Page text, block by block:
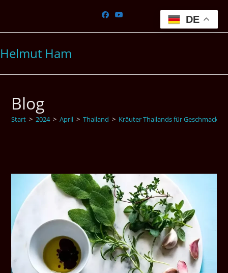
springen
Helmut Ham
Blog
Start > 2024 > April > Thailand > Kräuter Thailands für Geschmack
DE